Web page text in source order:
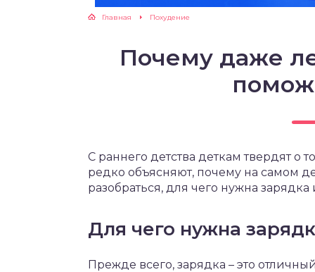
Главная Похудение
Почему даже
С раннего детства деткам твердят о
редко объясняют, почему на самом
разобраться, для чего нужна
Для чего нужна
Прежде всего, зарядка – это